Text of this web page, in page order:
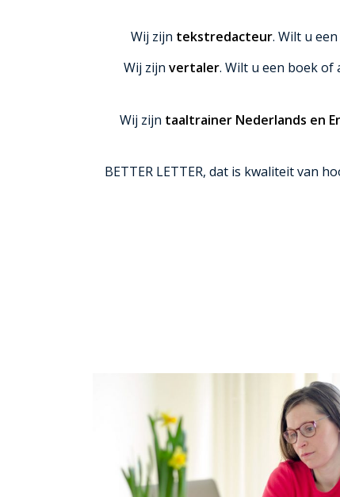
Wij zijn tekstredacteur. Wilt u
Wij zijn vertaler. Wilt u een boek of
Wij zijn taaltrainer Nederlands en
BETTER LETTER, dat is kwaliteit van
IK WIL TEKST LATEN NAKIJKEN